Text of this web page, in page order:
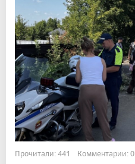
Прочитали: 441 Комментарии: 0